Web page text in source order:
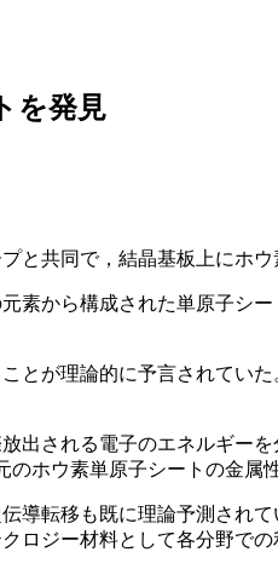
を発見
と共同で，結晶基板上にホ
素から構成された単原子シ
とが理論的に予言されてい
出される電子のエネルギー
ホウ素単原子シートの金属
導転移も既に理論予測され
ロジー材料として各分野での